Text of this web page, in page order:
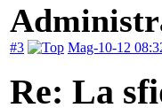
#3 Mag-10-12
Re: La